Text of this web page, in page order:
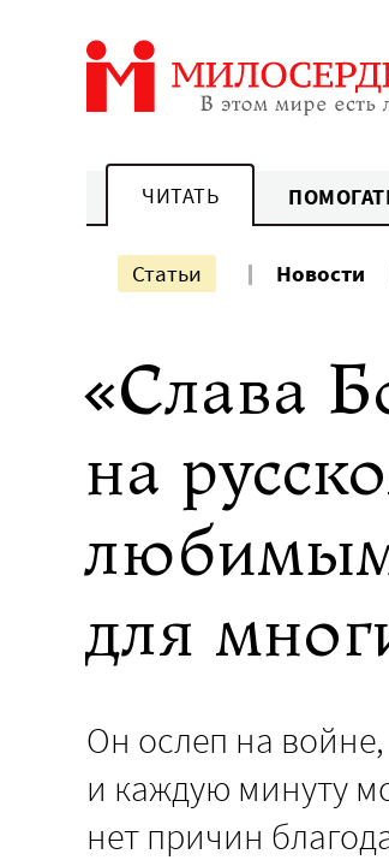
ЧИТАТЬ
Статьи Новости
«Слава
на
для
Он ослеп на
и каждую минуту
нет причин